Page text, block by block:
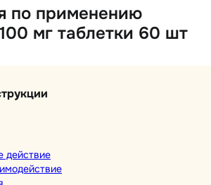
по применению
мг таблетки 60 шт
действие